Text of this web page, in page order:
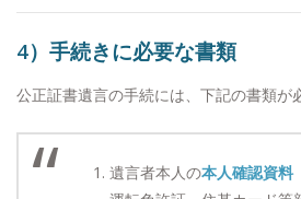
4）手続きに必要な書類
公正証書遺言の手続には、下記の書類が
遺言者本人の本人確認資料